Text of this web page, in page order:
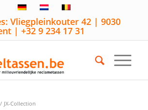
Vliegpleinkouter 42 | 9030
| +32 9 234 17 31
/ JX-Collection